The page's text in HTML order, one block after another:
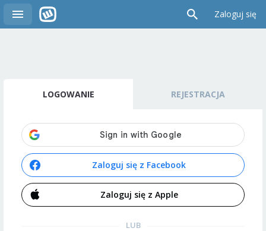
Zaloguj się
LOGOWANIE REJESTRACJA
Zaloguj się z Facebook
Zaloguj się z Apple
LUB